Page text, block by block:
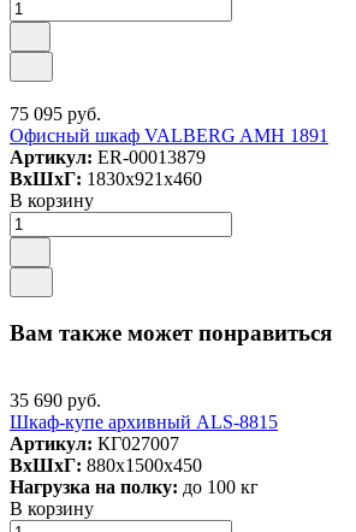
75 095 руб.
Офисный шкаф VALBERG AMH 1891
Артикул: ER-00013879
ВxШxГ: 1830x921x460
В корзину
Вам также может понравиться
35 690 руб.
Шкаф-купе архивный ALS-8815
Артикул: КГ027007
ВxШxГ: 880x1500x450
Нагрузка на полку: до 100 кг
В корзину